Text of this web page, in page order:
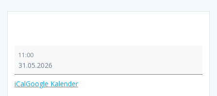
11:00
31.05.2026
iCalGoogle Kalender